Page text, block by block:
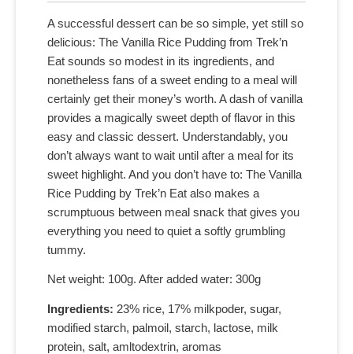
A successful dessert can be so simple, yet still so
delicious: The Vanilla Rice Pudding from Trek’n
Eat sounds so modest in its ingredients, and
nonetheless fans of a sweet ending to a meal will
certainly get their money’s worth. A dash of vanilla
provides a magically sweet depth of flavor in this
easy and classic dessert. Understandably, you
don’t always want to wait until after a meal for its
sweet highlight. And you don’t have to: The Vanilla
Rice Pudding by Trek’n Eat also makes a
scrumptuous between meal snack that gives you
everything you need to quiet a softly grumbling
tummy.
Net weight: 100g. After added water: 300g
Ingredients: 23% rice, 17% milkpoder, sugar,
modified starch, palmoil, starch, lactose, milk
protein, salt, amltodextrin, aromas